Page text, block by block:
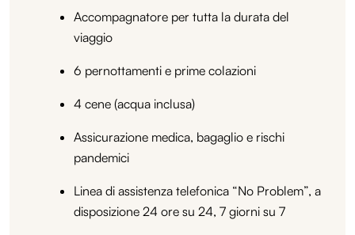
Accompagnatore per tutta la durata del
viaggio
6 pernottamenti e prime colazioni
4 cene (acqua inclusa)
Assicurazione medica, bagaglio e rischi
pandemici
Linea di assistenza telefonica “No Problem”, a
disposizione 24 ore su 24, 7 giorni su 7